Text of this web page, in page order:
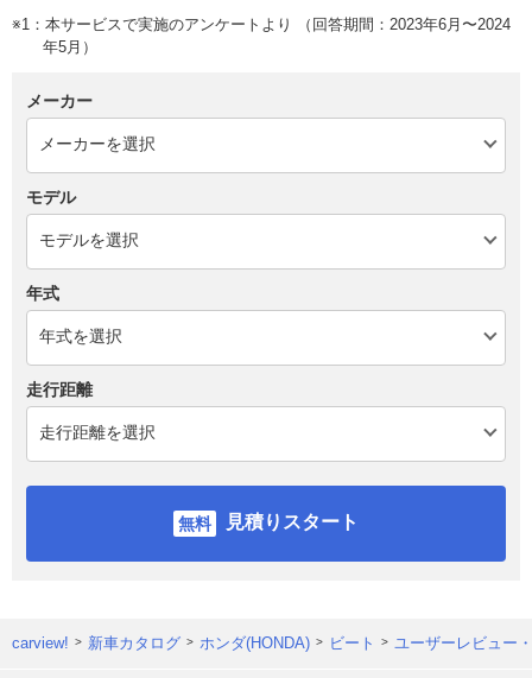
※1：本サービスで実施のアンケートより （回答期間：2023年6月〜2024
年5月）
メーカー
モデル
年式
走行距離
見積りスタート
carview! 新車カタログ ホンダ(HONDA) ビート ユーザーレビュー